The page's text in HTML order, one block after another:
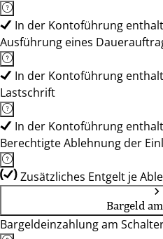
In der Kontoführung
Ausführung eines
In der Kontoführung
Lastschrift
In der Kontoführung
Berechtigte Ablehnung der
Zusätzliches Entgelt je
Bargeld
Bargeldeinzahlung am